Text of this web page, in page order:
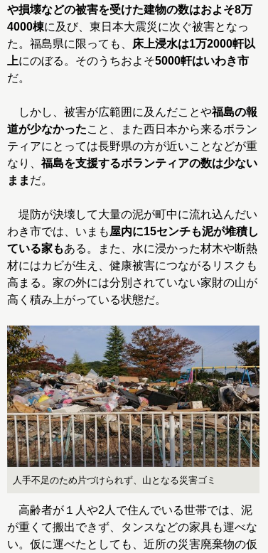
や損壊などの被害を受けた建物の数はおよそ8万
4000棟に及び、東日本大震災に次ぐ被害となっ
た。福島県に限っても、
床上浸水は1万2000軒以
上にのぼる。そのうちおよそ5000軒はいわき市
だ。
しかし、被害が広範囲に及んだことや福島の報
道が少なかったこと、また西日本から来るボラン
ティアにとっては長野県の方が近いことなどが重
なり、福島を支援するボランティアの数は少ない
まま だ。
堤防が決壊して大量の泥が町中に流れ込んだい
わき市では、いまも屋内に15センチも泥が堆積し
ている家もある。また、水に浸かった材木や断熱
材にはカビが生え、健康被害につながるリスクも
高まる。家の外には分別されていない家財の山が
高く積み上がっている状態だ。
人手不足のため片づけられず、山となる災害ゴミ
高齢者が１人や2人で住んでいる世帯では、泥
が重くて搬出できず、タンスなどの家具も運べな
い。仮に運べたとしても、近所の災害廃棄物の仮